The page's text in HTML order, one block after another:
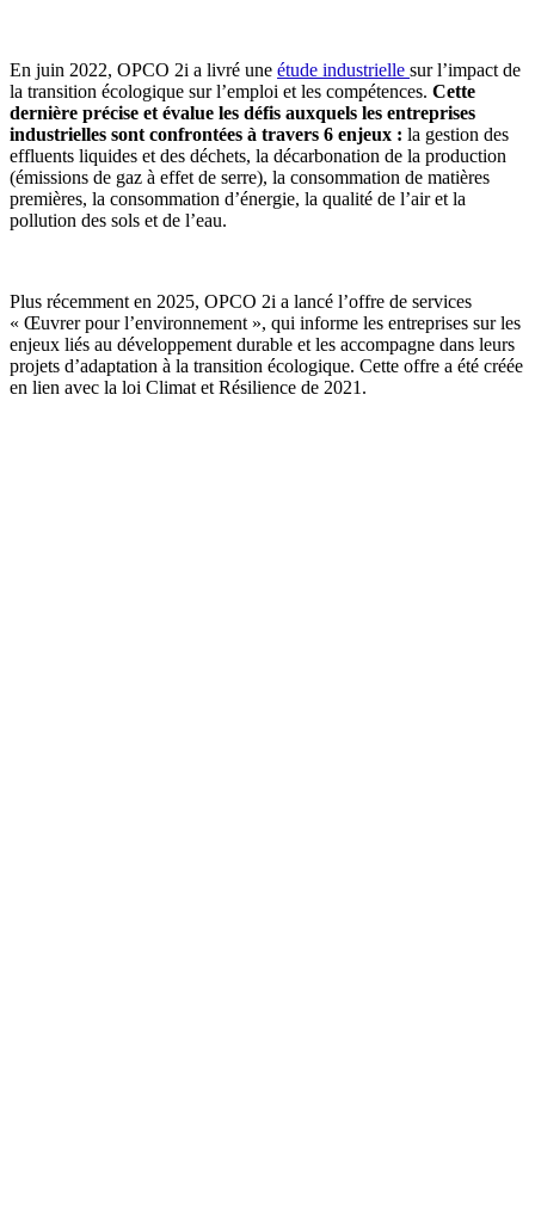
En juin 2022, OPCO 2i a livré une étude industrielle sur l’impact de
la transition écologique sur l’emploi et les compétences. Cette
dernière précise et évalue les défis auxquels les entreprises
industrielles sont confrontées à travers 6 enjeux : la gestion des
effluents liquides et des déchets, la décarbonation de la production
(émissions de gaz à effet de serre), la consommation de matières
premières, la consommation d’énergie, la qualité de l’air et la
pollution des sols et de l’eau.
Plus récemment en 2025, OPCO 2i a lancé l’offre de services
« Œuvrer pour l’environnement », qui informe les entreprises sur les
enjeux liés au développement durable et les accompagne dans leurs
projets d’adaptation à la transition écologique. Cette offre a été créée
en lien avec la loi Climat et Résilience de 2021.